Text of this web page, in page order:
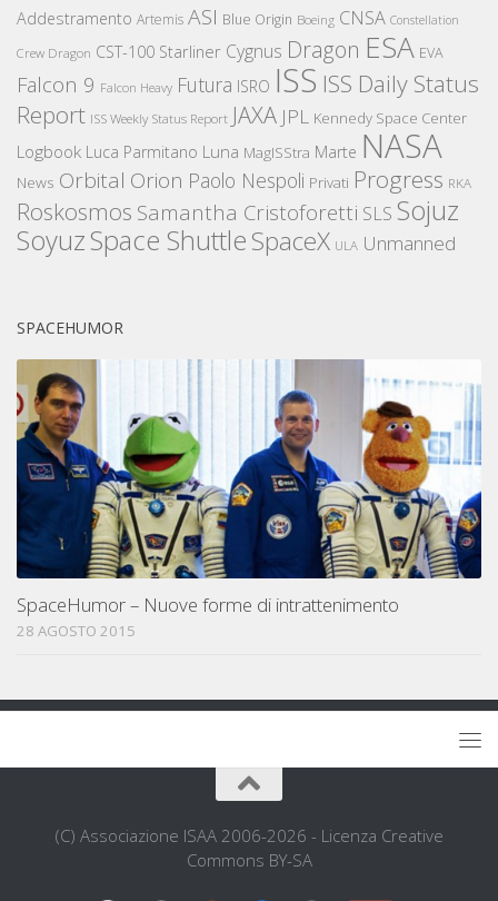
Addestramento Artemis ASI Blue Origin Boeing CNSA Constellation
Crew Dragon CST-100 Starliner Cygnus Dragon ESA EVA
Falcon 9 Falcon Heavy Futura ISRO ISS ISS Daily Status
Report ISS Weekly Status Report JAXA JPL Kennedy Space Center
Logbook Luca Parmitano Luna MagISStra Marte NASA
News Orbital Orion Paolo Nespoli Privati Progress RKA
Roskosmos Samantha Cristoforetti SLS Sojuz
SoyuzSpace ShuttleSpaceX ULA Unmanned
SPACEHUMOR
SpaceHumor – Nuove forme di intrattenimento
28 AGOSTO 2015
(C) Associazione ISAA 2006-2026 - Licenza Creative
Commons BY-SA